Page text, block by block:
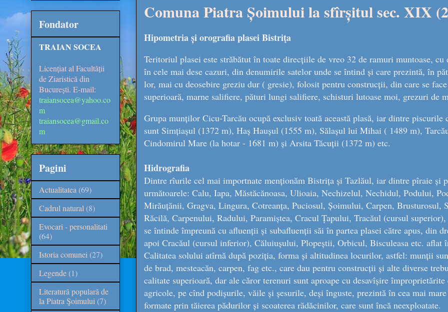
Comuna Piatra Șoimului la sfîrșitul sec. XIX
Hipometria și orografia plasei Bistriţa
Teritoriul plasei este străbătut în toate direcțiile de vreo 32 de ramuri muntoase,
în cele mai dese cazuri, din denumirile satelor unde se întind și care prezintă, în
lor, mai cu deosebire greziu dur ( gresie), folosit pentru construcții, din care se
superioară, marne salifiere, pături lungi salifiere, schisturi lutoase moi, grezuri de
Grupa munților Cicu-Tarcău ocupă exclusiv toată această plasă, iar dintre piscurile
sunt Simțiașul (1372 m), Haș Haușul (1555 m), Sălașul lui Mihai ( 1489 m),
Cindomirul Mare (la hotar - 1681 m) și Arsita Tăcuții (1372 m) etc.
Hidrografia
Dintre rîurile cel mai importnate menționăm Bistrița și Tazlăul, iar dintre pîraie și
următoarele: Calu, Iapa, Măstăcănoasa, Ulioaia, Nechizelul, Nechidul, Podului,
Mirăuțănii, Gragva, Lingura, Cotreanța, Puciosul, Șoimului, Carpen, Brusturosul,
Răcilă, Carpenului, Radului, Paramiștea, Cracul Țapului, Tracăul (cursul
se întinde împreună cu afluenții și subafluenții săi în partea plasei către apus, din
apoi Cracăul (cursul inferior), Căluiușului, Plopeștii, Orbicul, Bisculeasa etc. aflat
Calitatea solului atîrnă după poziția, forma și altitudinea locurilor, astfel: munții
de brad, mesteacăn, carpen, fag etc., care dau pentru construcții și alte diverse
calitate superioară, dar ale căror terenuri sunt aproape cu desavîșire
agricole, pe cînd podișurile, văile și șesurile, deși înguste, prezintă în cea mai
formate prin tăierea pădurilor și scoaterea rădăcinilor, care sunt încă neexploatate.
Fondator
TRAIAN SOCEA
Licențiat al Facultății
de Ziaristică din
București. E-mail:
traiansocea@yahoo.co
m
traiansocea@gmail.co
m
Pagini
Actualitatea (69)
Cadrul natural (8)
Evocari - personalitati
(64)
Istoria comunei (27)
Legende (1)
Literatură populară de
la Piatra Şoimului (7)